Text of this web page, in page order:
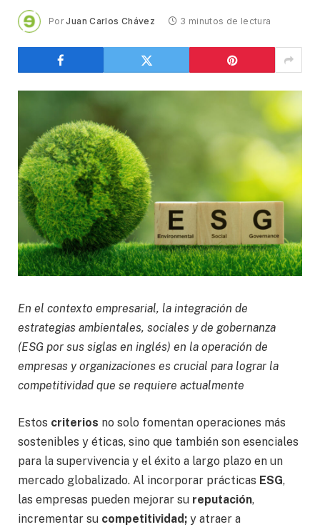
Por Juan Carlos Chávez 3 minutos de lectura
En el contexto empresarial, la integración de
estrategias ambientales, sociales y de gobernanza
(ESG por sus siglas en inglés) en la operación de
empresas y organizaciones es crucial para lograr la
competitividad que se requiere actualmente
Estos criterios no solo fomentan operaciones más
sostenibles y éticas, sino que también son esenciales
para la supervivencia y el éxito a largo plazo en un
mercado globalizado. Al incorporar prácticas ESG,
las empresas pueden mejorar su reputación,
incrementar su competitividad; y atraer a